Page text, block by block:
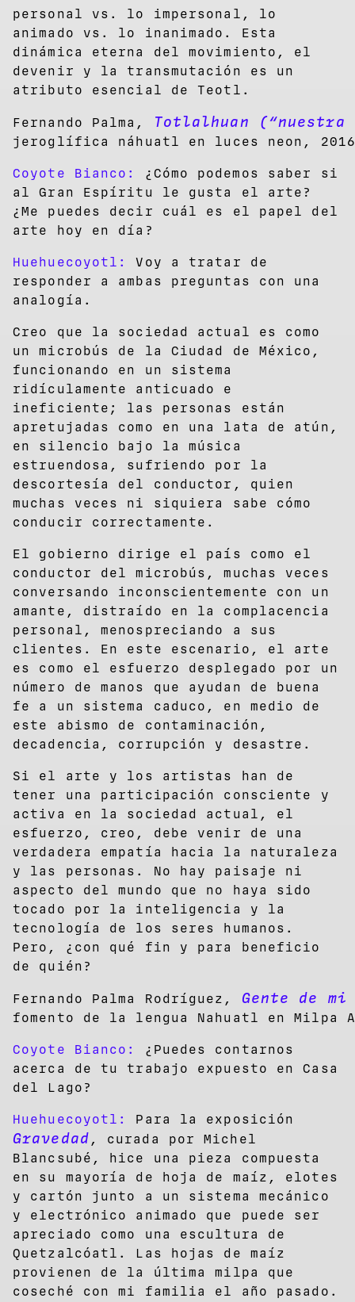
personal vs. lo impersonal, lo
animado vs. lo inanimado. Esta
dinámica eterna del movimiento, el
devenir y la transmutación es un
atributo esencial de Teotl.
Fernando Palma, Totlalhuan
jeroglífica náhuatl en luces neon,
Coyote Bianco: ¿Cómo podemos saber si
al Gran Espíritu le gusta el arte?
¿Me puedes decir cuál es el papel del
arte hoy en día?
Huehuecoyotl:Voy a tratar de
responder a ambas preguntas con una
analogía.
Creo que la sociedad actual es como
un microbús de la Ciudad de México,
funcionando en un sistema
ridículamente anticuado e
ineficiente; las personas están
apretujadas como en una lata de atún,
en silencio bajo la música
estruendosa, sufriendo por la
descortesía del conductor, quien
muchas veces ni siquiera sabe cómo
conducir correctamente.
El gobierno dirige el país como el
conductor del microbús, muchas veces
conversando inconscientemente con un
amante, distraído en la complacencia
personal, menospreciando a sus
clientes. En este escenario, el arte
es como el esfuerzo desplegado por un
número de manos que ayudan de buena
fe a un sistema caduco, en medio de
este abismo de contaminación,
decadencia, corrupción y desastre.
Si el arte y los artistas han de
tener una participación consciente y
activa en la sociedad actual, el
esfuerzo, creo, debe venir de una
verdadera empatía hacia la naturaleza
y las personas. No hay paisaje ni
aspecto del mundo que no haya sido
tocado por la inteligencia y la
tecnología de los seres humanos.
Pero, ¿con qué fin y para beneficio
de quién?
Fernando Palma Rodríguez, Gente de
fomento de la lengua Nahuatl en Milpa
Coyote Bianco: ¿Puedes contarnos
acerca de tu trabajo expuesto en Casa
del Lago?
Huehuecoyotl: Para la exposición
Gravedad , curada por Michel
Blancsubé, hice una pieza compuesta
en su mayoría de hoja de maíz, elotes
y cartón junto a un sistema mecánico
y electrónico animado que puede ser
apreciado como una escultura de
Quetzalcóatl. Las hojas de maíz
provienen de la última milpa que
coseché con mi familia el año pasado.